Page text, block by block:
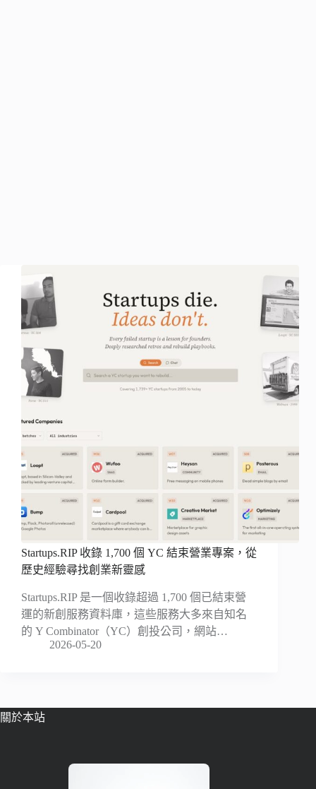
Startups.RIP 收錄 1,700 個 YC 結束營業專案，從
歷史經驗尋找創業新靈感
Startups.RIP 是一個收錄超過 1,700 個已結束營
運的新創服務資料庫，這些服務大多來自知名
的 Y Combinator（YC）創投公司，網站…
2026-05-20
關於本站